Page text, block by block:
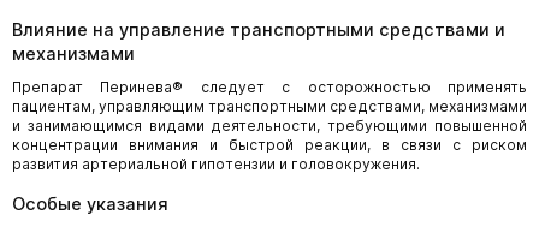
Влияние на управление транспортными средствами и
механизмами
Препарат Перинева® следует с осторожностью применять
пациентам, управляющим транспортными средствами, механизмами
и занимающимся видами деятельности, требующими повышенной
концентрации внимания и быстрой реакции, в связи с риском
развития артериальной гипотензии и головокружения.
Особые указания